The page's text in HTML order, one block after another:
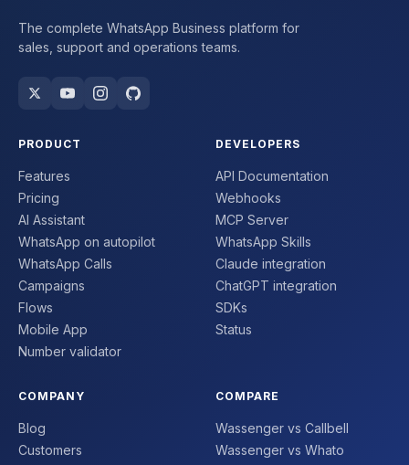
The complete WhatsApp Business platform for
sales, support and operations teams.
PRODUCT
Features
Pricing
AI Assistant
WhatsApp on autopilot
WhatsApp Calls
Campaigns
Flows
Mobile App
Number validator
DEVELOPERS
API Documentation
Webhooks
MCP Server
WhatsApp Skills
Claude integration
ChatGPT integration
SDKs
Status
COMPANY
Blog
Customers
COMPARE
Wassenger vs Callbell
Wassenger vs Whato